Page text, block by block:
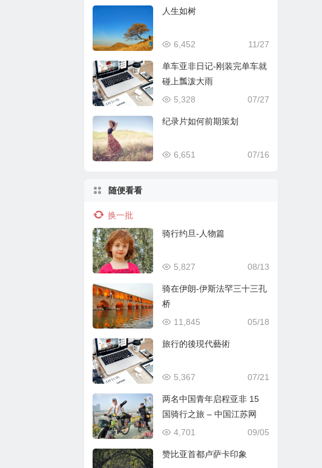
人生如树
11/27
6,452
单车亚非日记-刚装完单车就
碰上瓢泼大雨
07/27
5,328
纪录片如何前期策划
07/16
6,651
随便看看
换一批
骑行约旦-人物篇
08/13
5,827
骑在伊朗-伊斯法罕三十三孔
桥
05/18
11,845
旅行的後現代藝術
07/21
5,367
两名中国青年启程亚非 15
国骑行之旅 – 中国江苏网
09/05
4,701
赞比亚首都卢萨卡印象